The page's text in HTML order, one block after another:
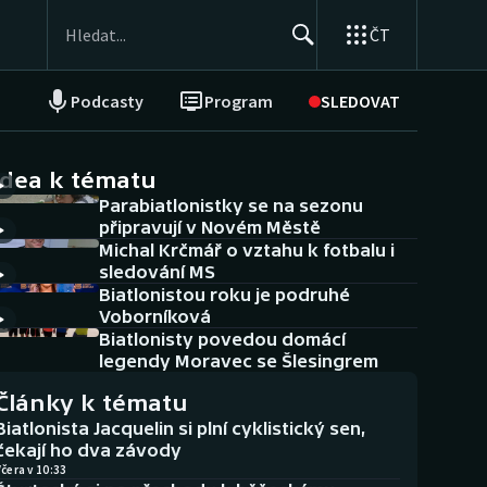
ČT
Podcasty Program SLEDOVAT
NEPŘEHLÉDNĚTE
Historické návraty
Aplikace ČT sport
AZ kvíz
k tématu
Parabiatlonistky se na sezonu
připravují v Novém Městě
Michal Krčmář o vztahu k fotbalu i
sledování MS
Biatlonistou roku je podruhé
Voborníková
Biatlonisty povedou domácí
legendy Moravec se Šlesingrem
k tématu
Jacquelin si plní cyklistický sen,
ho dva závody
v 10:33